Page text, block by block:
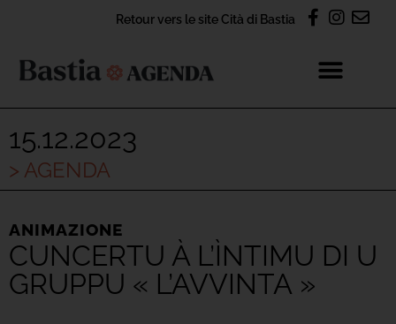
Retour vers le site Cità di Bastia
15.12.2023
> AGENDA
ANIMAZIONE
CUNCERTU À L’ÌNTIMU DI U
GRUPPU « L’AVVINTA »